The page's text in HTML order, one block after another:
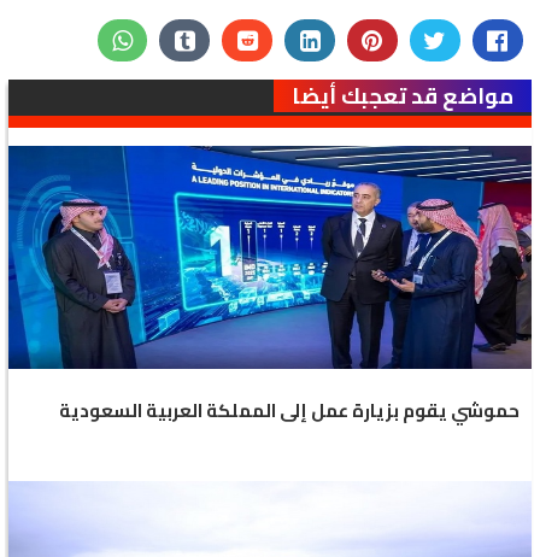
مواضع قد تعجبك أيضا
حموشي يقوم بزيارة عمل إلى المملكة العربية السعودية